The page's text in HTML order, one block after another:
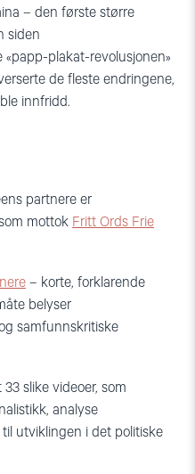
– den første større
siden
plakat-revolusjonen»
de fleste endringene,
innfridd.
partnere er
mottok Fritt Ords Frie
– korte, forklarende
belyser
samfunnskritiske
slike videoer, som
analyse
utviklingen i det politiske